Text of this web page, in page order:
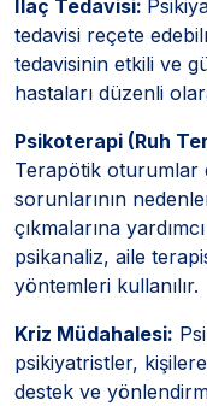
İlaç Tedavisi:
tedavisi reçete
tedavisinin etkili ve
hastaları düzenli
Psikoterapi (Ruh
Terapötik oturumlar
sorunlarının
çıkmalarına
psikanaliz, aile
yöntemleri kullanılır.
Kriz Müdahalesi:
psikiyatristler,
destek ve